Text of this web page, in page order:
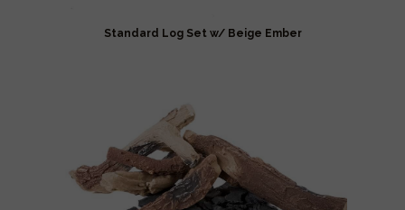
Standard Log Set w/ Beige Ember